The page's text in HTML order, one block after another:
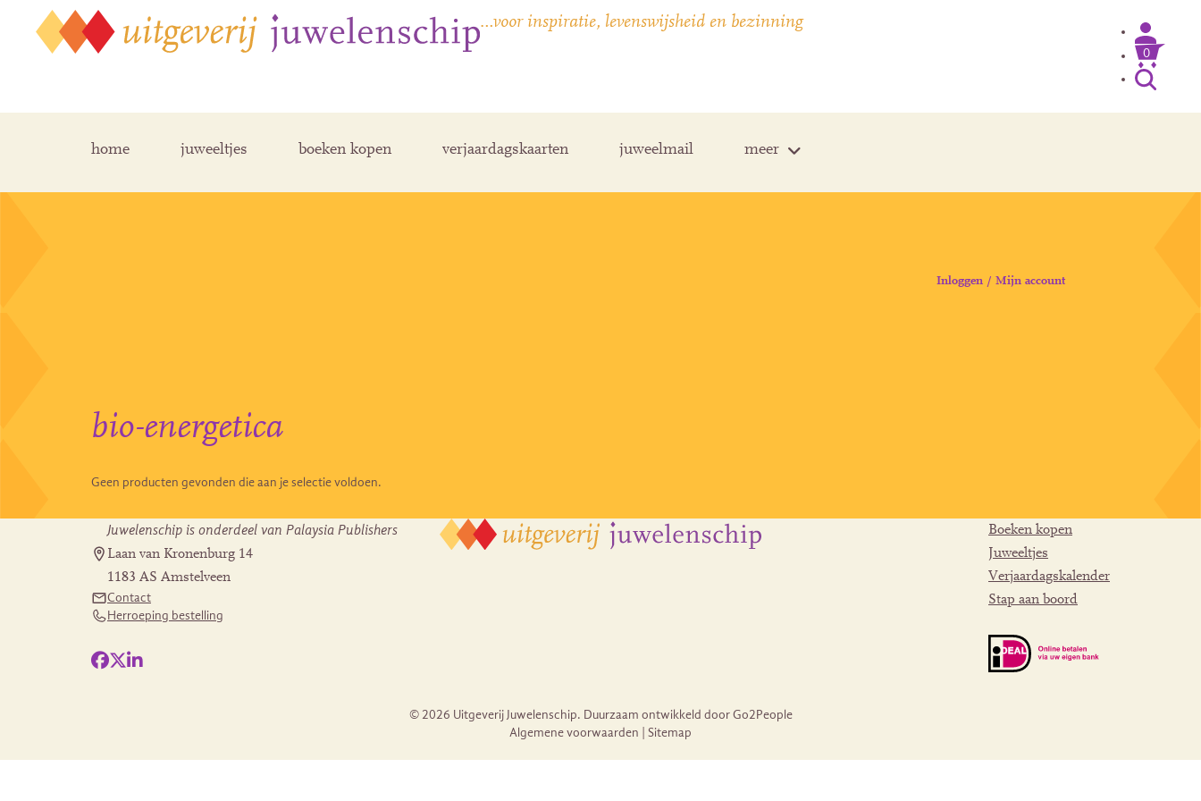
…voor inspiratie, levenswijsheid en bezinning
0
home juweeltjes boeken kopen verjaardagskaarten juweelmail meer
Inloggen / Mijn account
bio-energetica
Geen producten gevonden die aan je selectie voldoen.
Juwelenschip is onderdeel van Palaysia Publishers
Laan van Kronenburg 14
1183 AS Amstelveen
Contact
Herroeping bestelling
Boeken kopen
Juweeltjes
Verjaardagskalender
Stap aan boord
© 2026 Uitgeverij Juwelenschip. Duurzaam ontwikkeld door Go2People
Algemene voorwaarden | Sitemap